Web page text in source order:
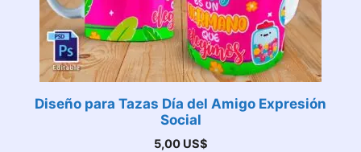
Diseño para Tazas Día del Amigo Expresión
Social
5,00 US$